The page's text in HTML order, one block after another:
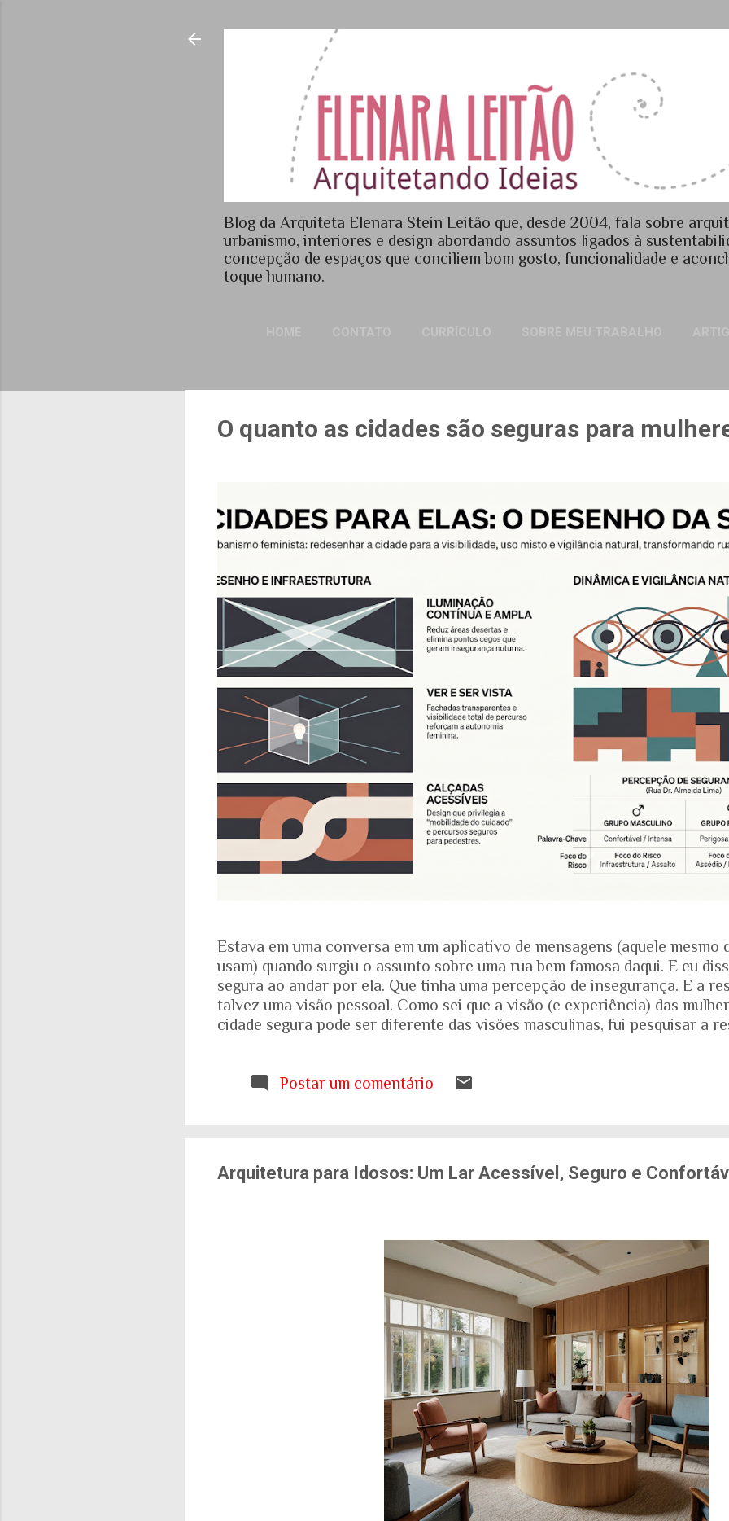
Blog da Arquiteta Elenara Stein Leitão que, desde 2004, fala sobre
urbanismo, interiores e design abordando assuntos ligados à
concepção de espaços que conciliem bom gosto, funcionalidade e
toque humano.
O quanto as cidades são seguras para
Estava em uma conversa em um aplicativo de mensagens (aquele mesmo
usam) quando surgiu o assunto sobre uma rua bem famosa daqui. E eu
segura ao andar por ela. Que tinha uma percepção de insegurança. E a
talvez uma visão pessoal. Como sei que a visão (e experiência) das
cidade segura pode ser diferente das visões masculinas, fui pesquisar a
Locomotiva, divulgada em setembro de 2024, mostrou um dado
sensação isolada. Se per...
Postar um comentário
Arquitetura para Idosos: Um Lar Acessível, Seguro e